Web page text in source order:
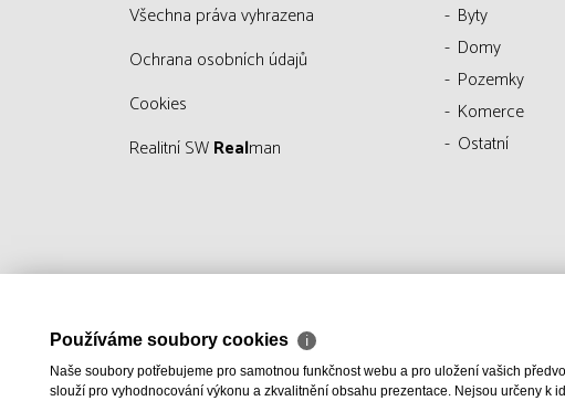
všechna práva vyhrazena
Ochrana osobních údajů
Cookies
Realitní SWRealman
Byty
Domy
Pozemky
Komerce
Ostatní
Používáme soubory cookies ℹ
Naše soubory potřebujeme pro samotnou funkčnost webu a pro uložení vašich
slouží pro vyhodnocování výkonu a zkvalitnění obsahu prezentace. Nejsou určeny k